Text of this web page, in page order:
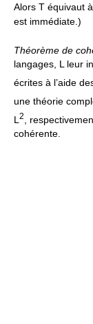
Alors T équivaut
est immédiate.)
Théorème de
langages, L leur
écrites à l’aide
une théorie
L 2 ,
cohérente.